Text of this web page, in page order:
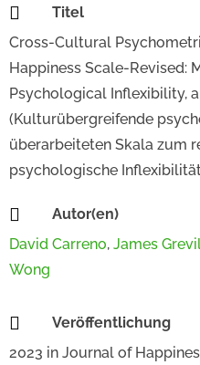

Titel
Cross-Cultural
Happiness Scale-Revised:
Psychological Inflexibility,
(Kulturübergreifende
überarbeiteten Skala zum
psychologische

Autor(en)
David Carreno, James
Wong

Veröffentlichung
2023 in Journal of